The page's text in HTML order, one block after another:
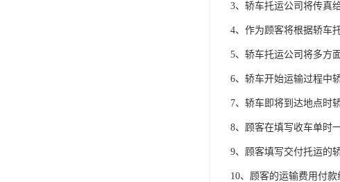
3、轿车托运公司将传真
4、作为顾客将根据轿车
5、轿车托运公司将多方
6、轿车开始运输过程中
7、轿车即将到达地点时
8、顾客在填写收车单时
9、顾客填写交付托运的
10、顾客的运输费用付